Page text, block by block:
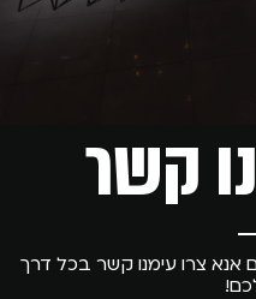
קשר
אנא צרו עימנו קשר בכל דרך